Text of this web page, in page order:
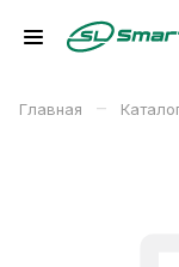
Главная –